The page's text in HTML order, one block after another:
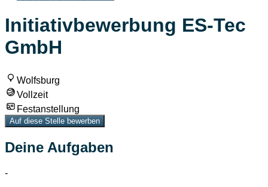
Initiativbewerbung ES-Tec
GmbH
Wolfsburg
Vollzeit
Festanstellung
Auf diese Stelle bewerben
Deine Aufgaben
-